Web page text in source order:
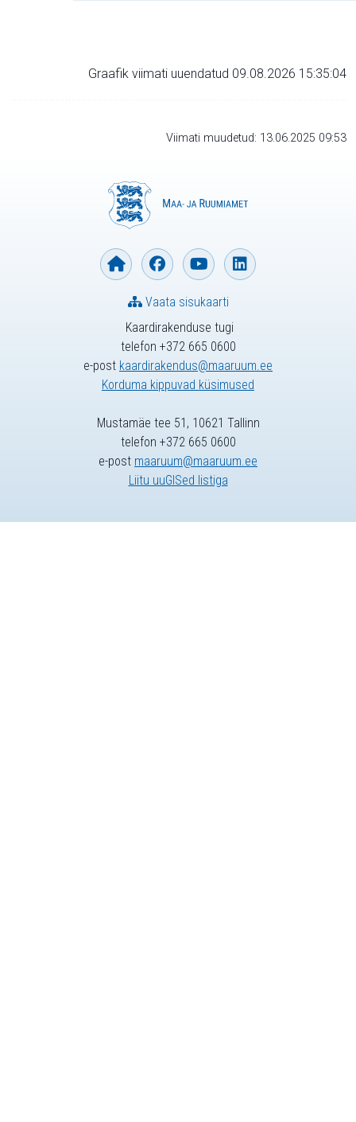
Graafik viimati uuendatud 09.08.2026 15:35:04
Viimati muudetud: 13.06.2025 09:53
Kaardirakenduse tugi
telefon +372 665 0600
e-post kaardirakendus@maaruum.ee
Korduma kippuvad küsimused
Vaata sisukaarti
Mustamäe tee 51, 10621 Tallinn
telefon +372 665 0600
e-post maaruum@maaruum.ee
Liitu uuGISed listiga